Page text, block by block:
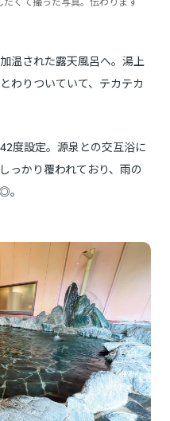
温された露天風呂へ。湯上
わりついていて、テカテカ
度設定。源泉との交互浴に
っかり覆われており、雨の
。